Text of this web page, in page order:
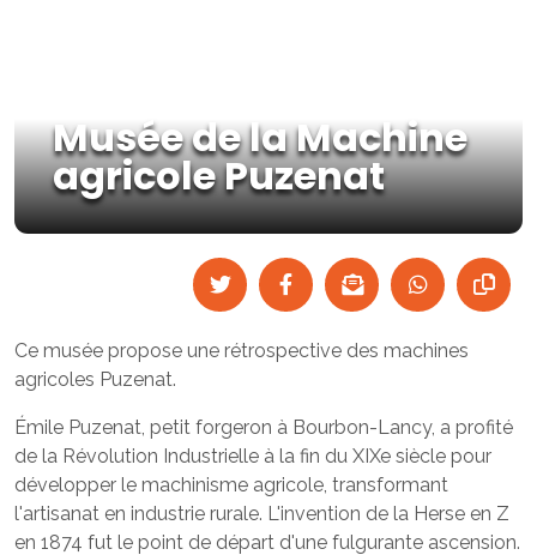
Musée de la Machine
agricole Puzenat
Ce musée propose une rétrospective des machines
agricoles Puzenat.
Émile Puzenat, petit forgeron à Bourbon-Lancy, a profité
de la Révolution Industrielle à la fin du XIXe siècle pour
développer le machinisme agricole, transformant
l'artisanat en industrie rurale. L'invention de la Herse en Z
en 1874 fut le point de départ d'une fulgurante ascension.